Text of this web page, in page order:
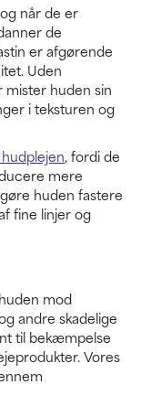
når de er
de
er afgørende
Uden
huden sin
i teksturen og
, fordi de
mere
huden fastere
fine linjer og
mod
andre skadelige
til bekæmpelse
Vores